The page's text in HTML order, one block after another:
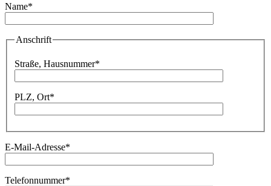
Name*
Bitte lassen Sie dieses Feld leer.
Anschrift
Straße, Hausnummer*
PLZ, Ort*
E-Mail-Adresse*
Telefonnummer*